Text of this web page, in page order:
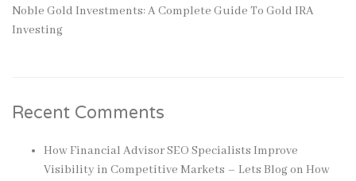
Noble Gold Investments: A Complete Guide To Gold IRA
Investing
Recent Comments
How Financial Advisor SEO Specialists Improve
Visibility in Competitive Markets – Lets Blogon How